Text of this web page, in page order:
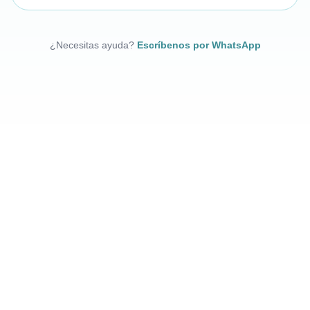
¿Necesitas ayuda? Escríbenos por WhatsApp